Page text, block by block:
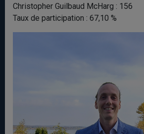
Christopher Guilbaud McHarg : 156
Taux de participation : 67,10 %